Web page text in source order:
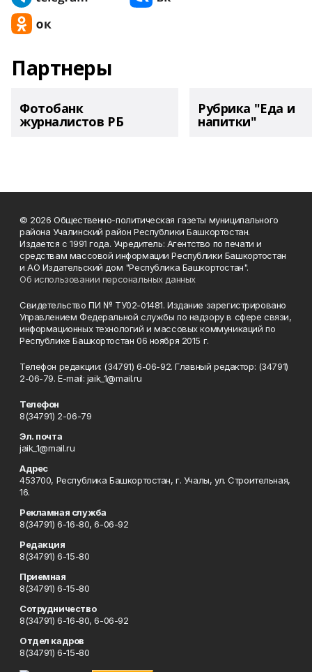
Партнеры
Фотобанк
журналистов РБ
Рубрика "Еда и
напитки"
© 2026 Общественно-политическая газеты муниципального
района Учалинский район Республики Башкортостан.
Издается с 1991 года. Учредитель: Агентство по печати и
средствам массовой информации Республики Башкортостан
и АО Издательский дом "Республика Башкортостан".
Об использовании персональных данных
Свидетельство ПИ № ТУ02-01481. Издание зарегистрировано
Управлением Федеральной службы по надзору в сфере связи,
информационных технологий и массовых коммуникаций по
Республике Башкортостан 06 ноября 2015 г.
Телефон редакции: (34791) 6-06-92. Главный редактор: (34791)
2-06-79. Е-mаil: jaik_1@mail.ru
Телефон
8(34791) 2-06-79
Эл. почта
jaik_1@mail.ru
Адрес
453700, Республика Башкортостан, г. Учалы, ул. Строительная,
16.
Рекламная служба
8(34791) 6-16-80, 6-06-92
Редакция
8(34791) 6-15-80
Приемная
8(34791) 6-15-80
Сотрудничество
8(34791) 6-16-80, 6-06-92
Отдел кадров
8(34791) 6-15-80